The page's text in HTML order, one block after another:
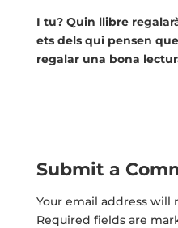
I tu? Quin llibre
ets dels qui pensen
regalar una bona
Submit a
Your email address will
Required fields are